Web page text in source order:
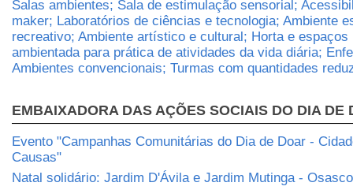
Salas ambientes; Sala de estimulação sensorial;
maker; Laboratórios de ciências e tecnologia; Ambiente
recreativo; Ambiente artístico e cultural; Horta e espaços
ambientada para prática de atividades da vida diária;
Ambientes convencionais; Turmas com quantidades
EMBAIXADORA DAS AÇÕES SOCIAIS DO DIA DE
Evento "Campanhas Comunitárias do Dia de Doar -
Causas"
Natal solidário: Jardim D'Ávila e Jardim Mutinga - Osasco